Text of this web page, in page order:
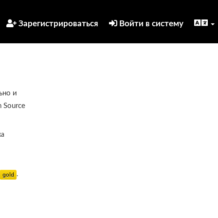
Зарегистрироваться Войти в систему
и
Source
.